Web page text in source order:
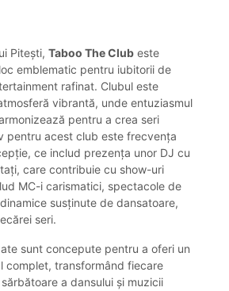
Pitești, Taboo The Club este
emblematic pentru iubitorii de
rafinat. Clubul este
vibrantă, unde entuziasmul
pentru a crea seri
pentru acest club este frecvența
ce includ prezența unor DJ cu
care contribuie cu show-uri
MC-i carismatici, spectacole de
susținute de dansatoare,
seri.
sunt concepute pentru a oferi un
complet, transformând fiecare
a dansului și muzicii